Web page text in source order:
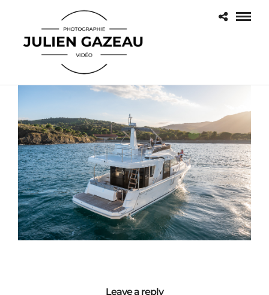
Leave a reply